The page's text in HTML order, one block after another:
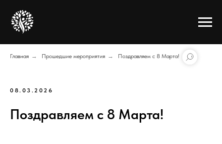
Главная → Прошедшие мероприятия → Поздравляем с 8 Марта!
08.03.2026
Поздравляем с 8 Марта!